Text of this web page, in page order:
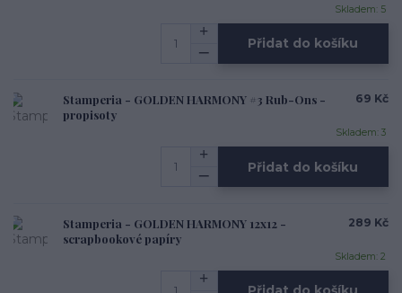
Skladem: 5
Přidat do košíku
Stamperia - GOLDEN HARMONY #3 Rub-Ons -
propisoty
69 Kč
Skladem: 3
Přidat do košíku
Stamperia - GOLDEN HARMONY 12x12 -
scrapbookové papíry
289 Kč
Skladem: 2